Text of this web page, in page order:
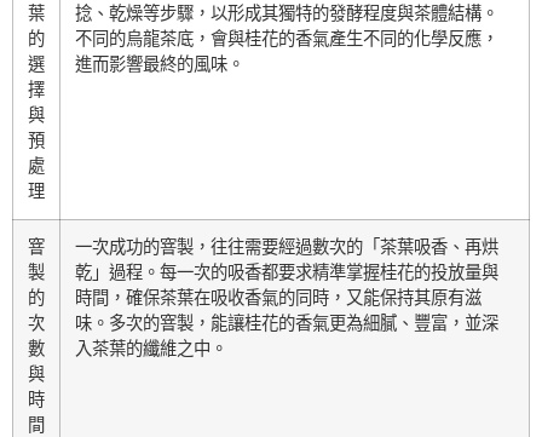
葉
的
選
擇
與
預
處
理
捻、乾燥等步驟，以形成其獨特的發酵程度與茶體結構。
不同的烏龍茶底，會與桂花的香氣產生不同的化學反應，
進而影響最終的風味。
窨
製
的
次
數
與
時
間
一次成功的窨製，往往需要經過數次的「茶葉吸香、再烘
乾」過程。每一次的吸香都要求精準掌握桂花的投放量與
時間，確保茶葉在吸收香氣的同時，又能保持其原有滋
味。多次的窨製，能讓桂花的香氣更為細膩、豐富，並深
入茶葉的纖維之中。